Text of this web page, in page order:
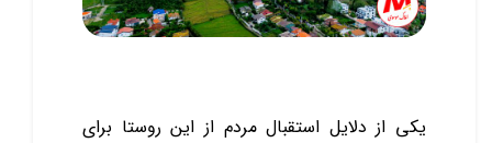
یکی از دلایل استقبال مردم از این روستا برای